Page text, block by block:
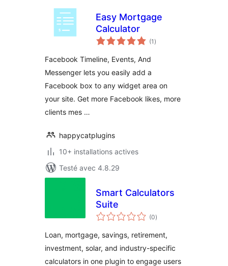
Easy Mortgage
Calculator
(1 notes
en
)
Facebook Timeline, Events, And
Messenger lets you easily add a
Facebook box to any widget area on
your site. Get more Facebook likes, more
clients mes …
happycatplugins
10+ installations actives
Testé avec 4.8.29
Smart Calculators
Suite
(0notes
en
)
Loan, mortgage, savings, retirement,
investment, solar, and industry-specific
calculators in one plugin to engage users